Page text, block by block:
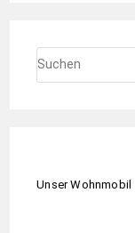
Unser Wohnmobil